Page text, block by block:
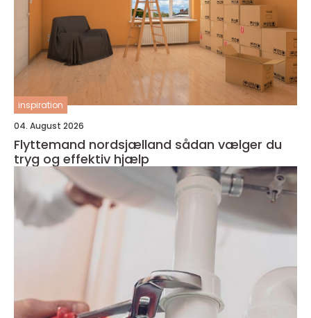
inspiration
04. August 2026
Flyttemand nordsjælland sådan vælger du
tryg og effektiv hjælp